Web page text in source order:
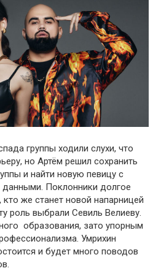
группы ходили слухи, что
но Артём решил сохранить
и найти новую певицу с
Поклонники долгое
же станет новой напарницей
роль выбрали Севиль Велиеву.
образования, зато упорным
Умрихин
и будет много поводов